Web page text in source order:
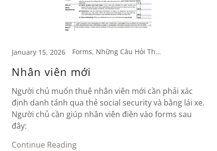
January 15, 2026 Forms, Những Câu Hỏi Thường Gặp
Nhân viên mới
Người chủ muốn thuê nhân viên mới cần phải xác
định danh tánh qua thẻ social security và bằng lái xe.
Người chủ cần giúp nhân viên điền vào forms sau
đây:
Continue Reading